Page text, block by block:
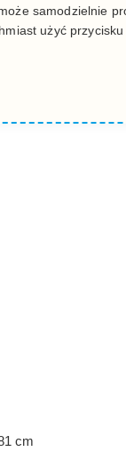
samodzielnie
użyć
cm